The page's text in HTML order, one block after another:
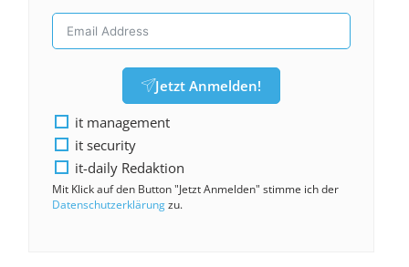
Jetzt Anmelden!
it management
it security
it-daily Redaktion
Mit Klick auf den Button "Jetzt Anmelden" stimme ich der
Datenschutzerklärungzu.